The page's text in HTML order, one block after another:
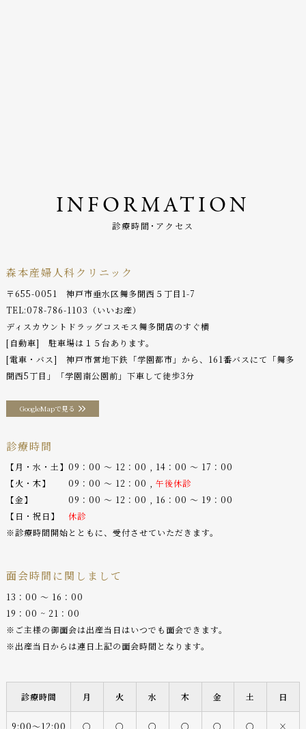
INFORMATION
診療時間･アクセス
森本産婦人科クリニック
〒655-0051 神戸市垂水区舞多聞西５丁目1-7
TEL:078-786-1103 （いいお産）
ディスカウントドラッグコスモス舞多聞店のすぐ横
[自動車] 駐車場は１５台あります。
[電車・バス] 神戸市営地下鉄「学園都市」から、161番バスにて「舞多
聞西5丁目」「学園南公園前」下車して徒歩3分
GoogleMapで見る
診療時間
【月・水・土】09：00 〜 12：00 , 14：00 〜 17：00
【火・木】 09：00 〜 12：00 , 午後休診
【金】 09：00 〜 12：00 , 16：00 〜 19：00
【日・祝日】 休診
※診療時間開始とともに、受付させていただきます。
面会時間に関しまして
13：00 〜 16：00
19：00 ~ 21：00
※ご主様の御面会は出産当日はいつでも面会できます。
※出産当日からは連日上記の面会時間となります。
診療時間 月 火 水 木 金 土 日
9:00〜12:00 ○ ○ ○ ○ ○ ○ ×